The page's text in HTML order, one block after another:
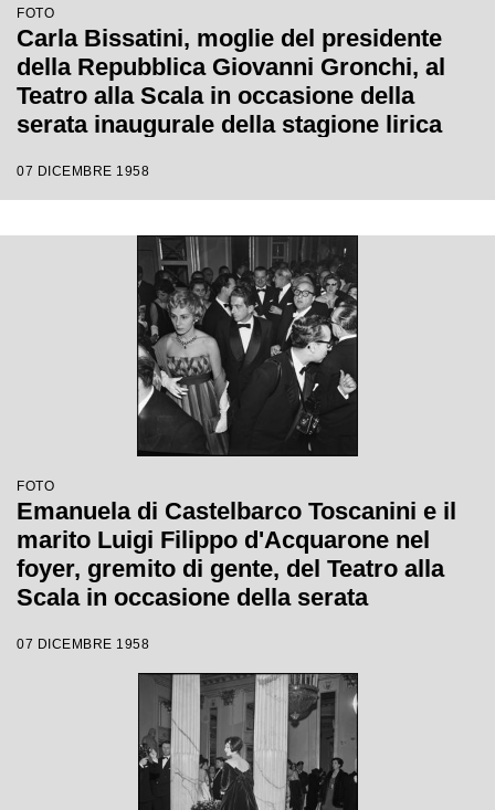
FOTO
Carla Bissatini, moglie del presidente
della Repubblica Giovanni Gronchi, al
Teatro alla Scala in occasione della
serata inaugurale della stagione lirica
Giacomo Puccini, diretta da Antonino
Wallmann
07 DICEMBRE 1958
FOTO
Emanuela di Castelbarco Toscanini e il
marito Luigi Filippo d'Acquarone nel
foyer, gremito di gente, del Teatro alla
Scala in occasione della serata
1959 con l'opera "Turandot", di Giacomo
Puccini, diretta da Antonino Votto con la
regia di Margherita Wallmann
07 DICEMBRE 1958